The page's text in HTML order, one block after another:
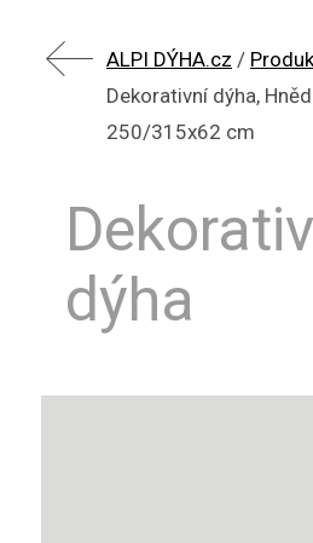
ALPI DÝHA.cz /
Dekorativní dýha,
250/315x62 cm
dýha